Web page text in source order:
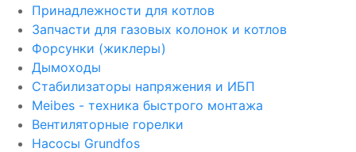
Принадлежности для котлов
Запчасти для газовых колонок и котлов
Форсунки (жиклеры)
Дымоходы
Стабилизаторы напряжения и ИБП
Meibes - техника быстрого монтажа
Вентиляторные горелки
Насосы Grundfos